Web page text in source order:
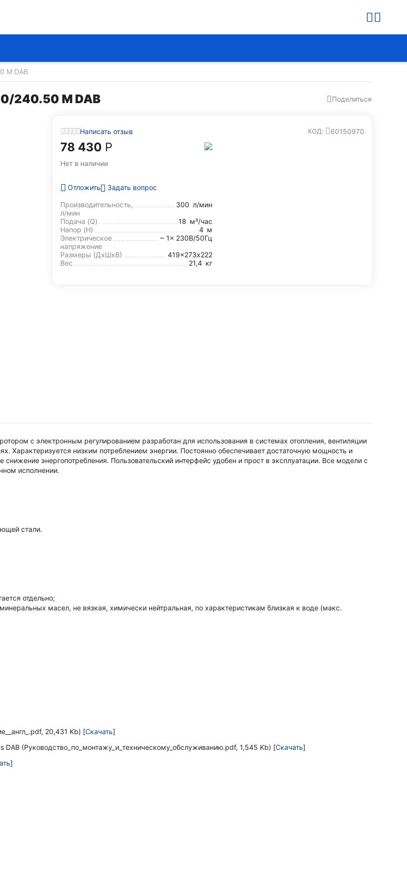
M DAB
240.50 M DAB Поделиться
Написать отзыв КОД: 60150970
78 430 Р
Нет в наличии
Отложить Задать вопрос
Производительность,
л/мин
300 л/мин
Подача (Q)
18 м³/час
Напор (H)
4 м
Электрическое
напряжение
~ 1x 230В/50Гц
Размеры (ДхШxВ)
419x273х222
Вес
21,4 кг
с электронным регулированием разработан для использования в системах отопления, вентиляции
Характеризуется низким потреблением энергии. Постоянно обеспечивает достаточную мощность и
энергопотребления. Пользовательский интерфейс удобен и прост в эксплуатации. Все модели с
исполнении.
стали.
отдельно;
масел, не вязкая, химически нейтральная, по характеристикам близкая к воде (макс.
20,431 Kb) [Скачать]
(Руководство_по_монтажу_и_техническому_обслуживанию.pdf, 1,545 Kb) [Скачать]
]